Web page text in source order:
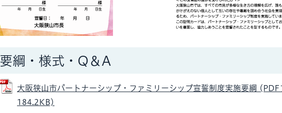
要綱・様式・Q＆A
大阪狭山市パートナーシップ・ファミリーシップ宣誓制度実施要綱 (PDF
184.2KB)